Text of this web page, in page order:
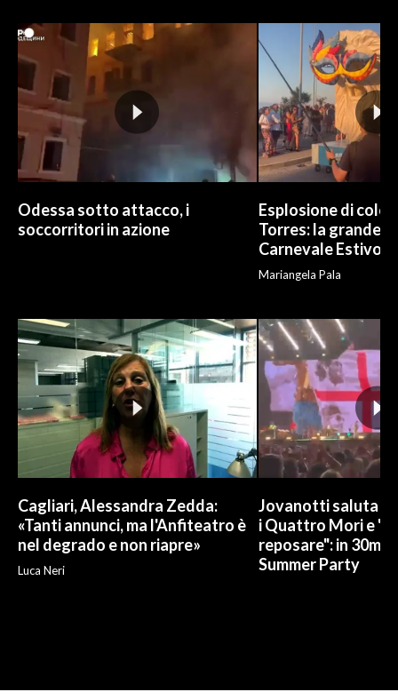
ABBONATI
ANNUNCI
NECROLOGI
PUBBLICITÀ
SPIAGGE
STORE
Odessa sotto attacco, i
soccorritori in azione
Esplosione di
Torres: la grande
Carnevale Estivo
Mariangela Pala
Cagliari, Alessandra Zedda:
«Tanti annunci, ma l'Anfiteatro è
nel degrado e non riapre»
Luca Neri
Jovanotti saluta la
i Quattro Mori e
reposare": in
Summer Party